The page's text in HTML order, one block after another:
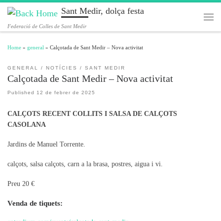
Skip to content Sant Medir, dolça festa
Federació de Colles de Sant Medir
Home » general » Calçotada de Sant Medir – Nova activitat
GENERAL NOTÍCIES SANT MEDIR
Calçotada de Sant Medir – Nova activitat
Published 12 de febrer de 2025
CALÇOTS RECENT COLLITS I SALSA DE CALÇOTS
CASOLANA
Jardins de Manuel Torrente.
calçots, salsa calçots, carn a la brasa, postres, aigua i vi.
Preu 20 €
Venda de tiquets: